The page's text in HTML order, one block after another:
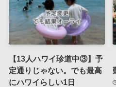
【13人ハワイ珍道中③】予
定通りじゃない。でも最高
にハワイらしい1日